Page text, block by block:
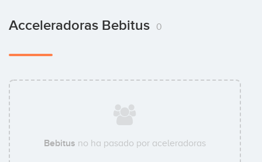
Acceleradoras Bebitus 0
Bebitus no ha pasado por aceleradoras